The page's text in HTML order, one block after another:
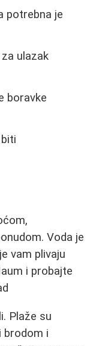
potrebna je
ulazak
boravke
Voda je
vam plivaju
i probajte
Plaže su
brodom i